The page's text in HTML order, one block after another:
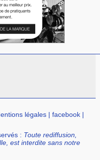
légales |facebook |
: Toute rediffusion,
est interdite sans notre